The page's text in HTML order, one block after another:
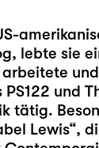
lebte sie
und
tätig.
Lewis“,